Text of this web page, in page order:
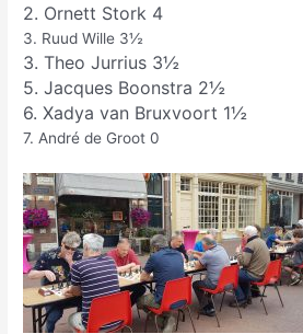
2. Ornett Stork 4
3. Ruud Wille 3½
3. Theo Jurrius 3½
5. Jacques Boonstra 2½
6. Xadya van Bruxvoort 1½
7. André de Groot 0